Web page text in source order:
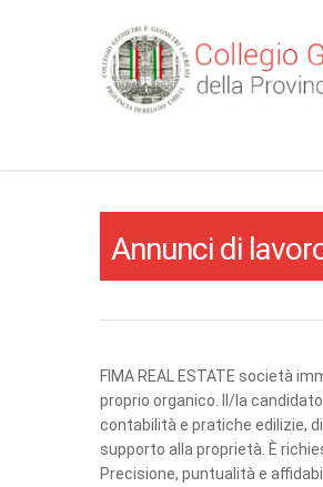
Annunci di
FIMA REAL ESTATE società
proprio organico. Il/la
contabilità e pratiche edilizie,
supporto alla proprietà. È
Precisione, puntualità e